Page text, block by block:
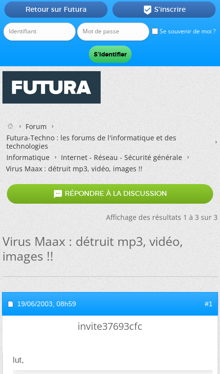
Se souvenir de moi ?
Retour sur Futura  S'inscrire
Forum
Futura-Techno : les forums de l'informatique et des
technologies
Informatique
Internet - Réseau - Sécurité générale
Virus Maax : détruit mp3, vidéo, images !!
 RÉPONDRE À LA DISCUSSION
Affichage des résultats 1 à 3 sur 3
Virus Maax : détruit mp3, vidéo,
images !!
19/06/2003, 08h59 #1
invite37693cfc
lut,